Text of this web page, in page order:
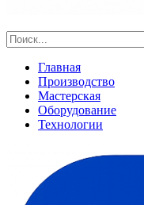
Главная
Производство
Мастерская
Оборудование
Технологии